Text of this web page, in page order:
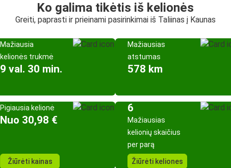
Ko galima tikėtis iš kelionės
Greiti, paprasti ir prieinami pasirinkimai iš Taliinas į Kaunas
Mažiausia
kelionės trukmė
9 val. 30 min.
Mažiausias
atstumas
578 km
Pigiausia kelionė
Nuo 30,98 €
Žiūrėti kainas
6
Mažiausias
kelionių skaičius
per parą
Žiūrėti keliones